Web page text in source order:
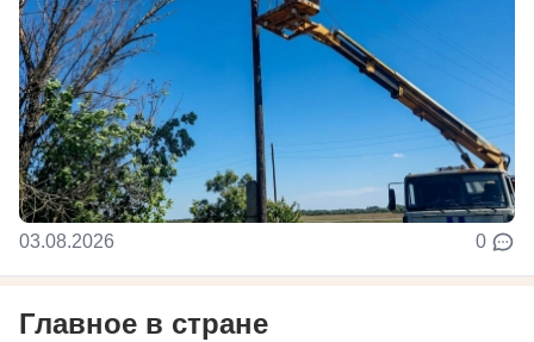
03.08.2026 0
Главное в стране